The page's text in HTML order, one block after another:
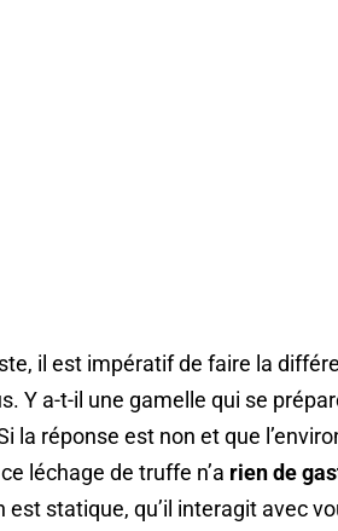
il est impératif de faire la
Y a-t-il une gamelle qui se
la réponse est non et que
léchage de truffe n’a rien de
est statique, qu’il interagit avec